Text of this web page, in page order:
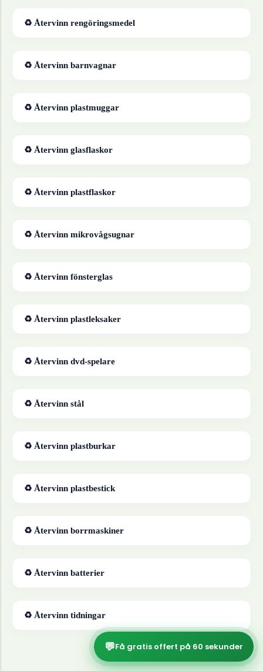
♻ Återvinn rengöringsmedel
♻ Återvinn barnvagnar
♻ Återvinn plastmuggar
♻ Återvinn glasflaskor
♻ Återvinn plastflaskor
♻ Återvinn mikrovågsugnar
♻ Återvinn fönsterglas
♻ Återvinn plastleksaker
♻ Återvinn dvd-spelare
♻ Återvinn stål
♻ Återvinn plastburkar
♻ Återvinn plastbestick
♻ Återvinn borrmaskiner
♻ Återvinn batterier
♻ Återvinn tidningar
💬Få gratis offert på 60 sekunder